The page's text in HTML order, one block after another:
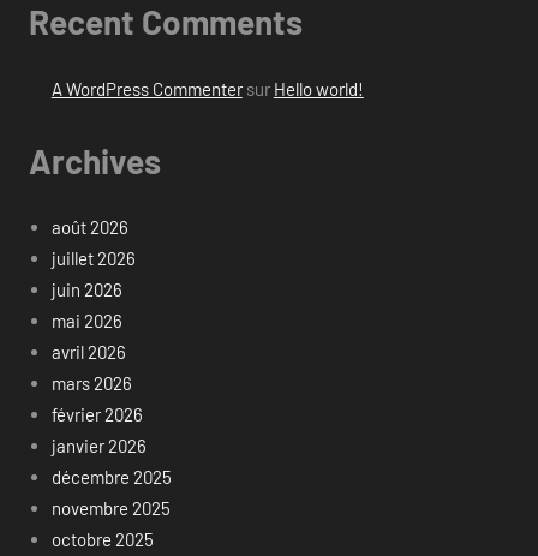
Recent Comments
A WordPress Commentersur Hello world!
Archives
août 2026
juillet 2026
juin 2026
mai 2026
avril 2026
mars 2026
février 2026
janvier 2026
décembre 2025
novembre 2025
octobre 2025